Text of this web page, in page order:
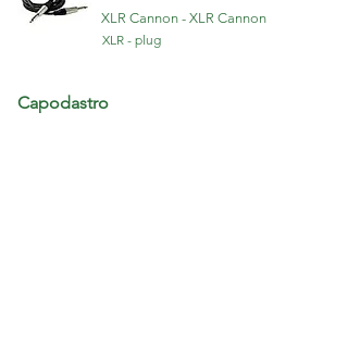
XLR Cannon - XLR Cannon
XLR - plug
Capodastro